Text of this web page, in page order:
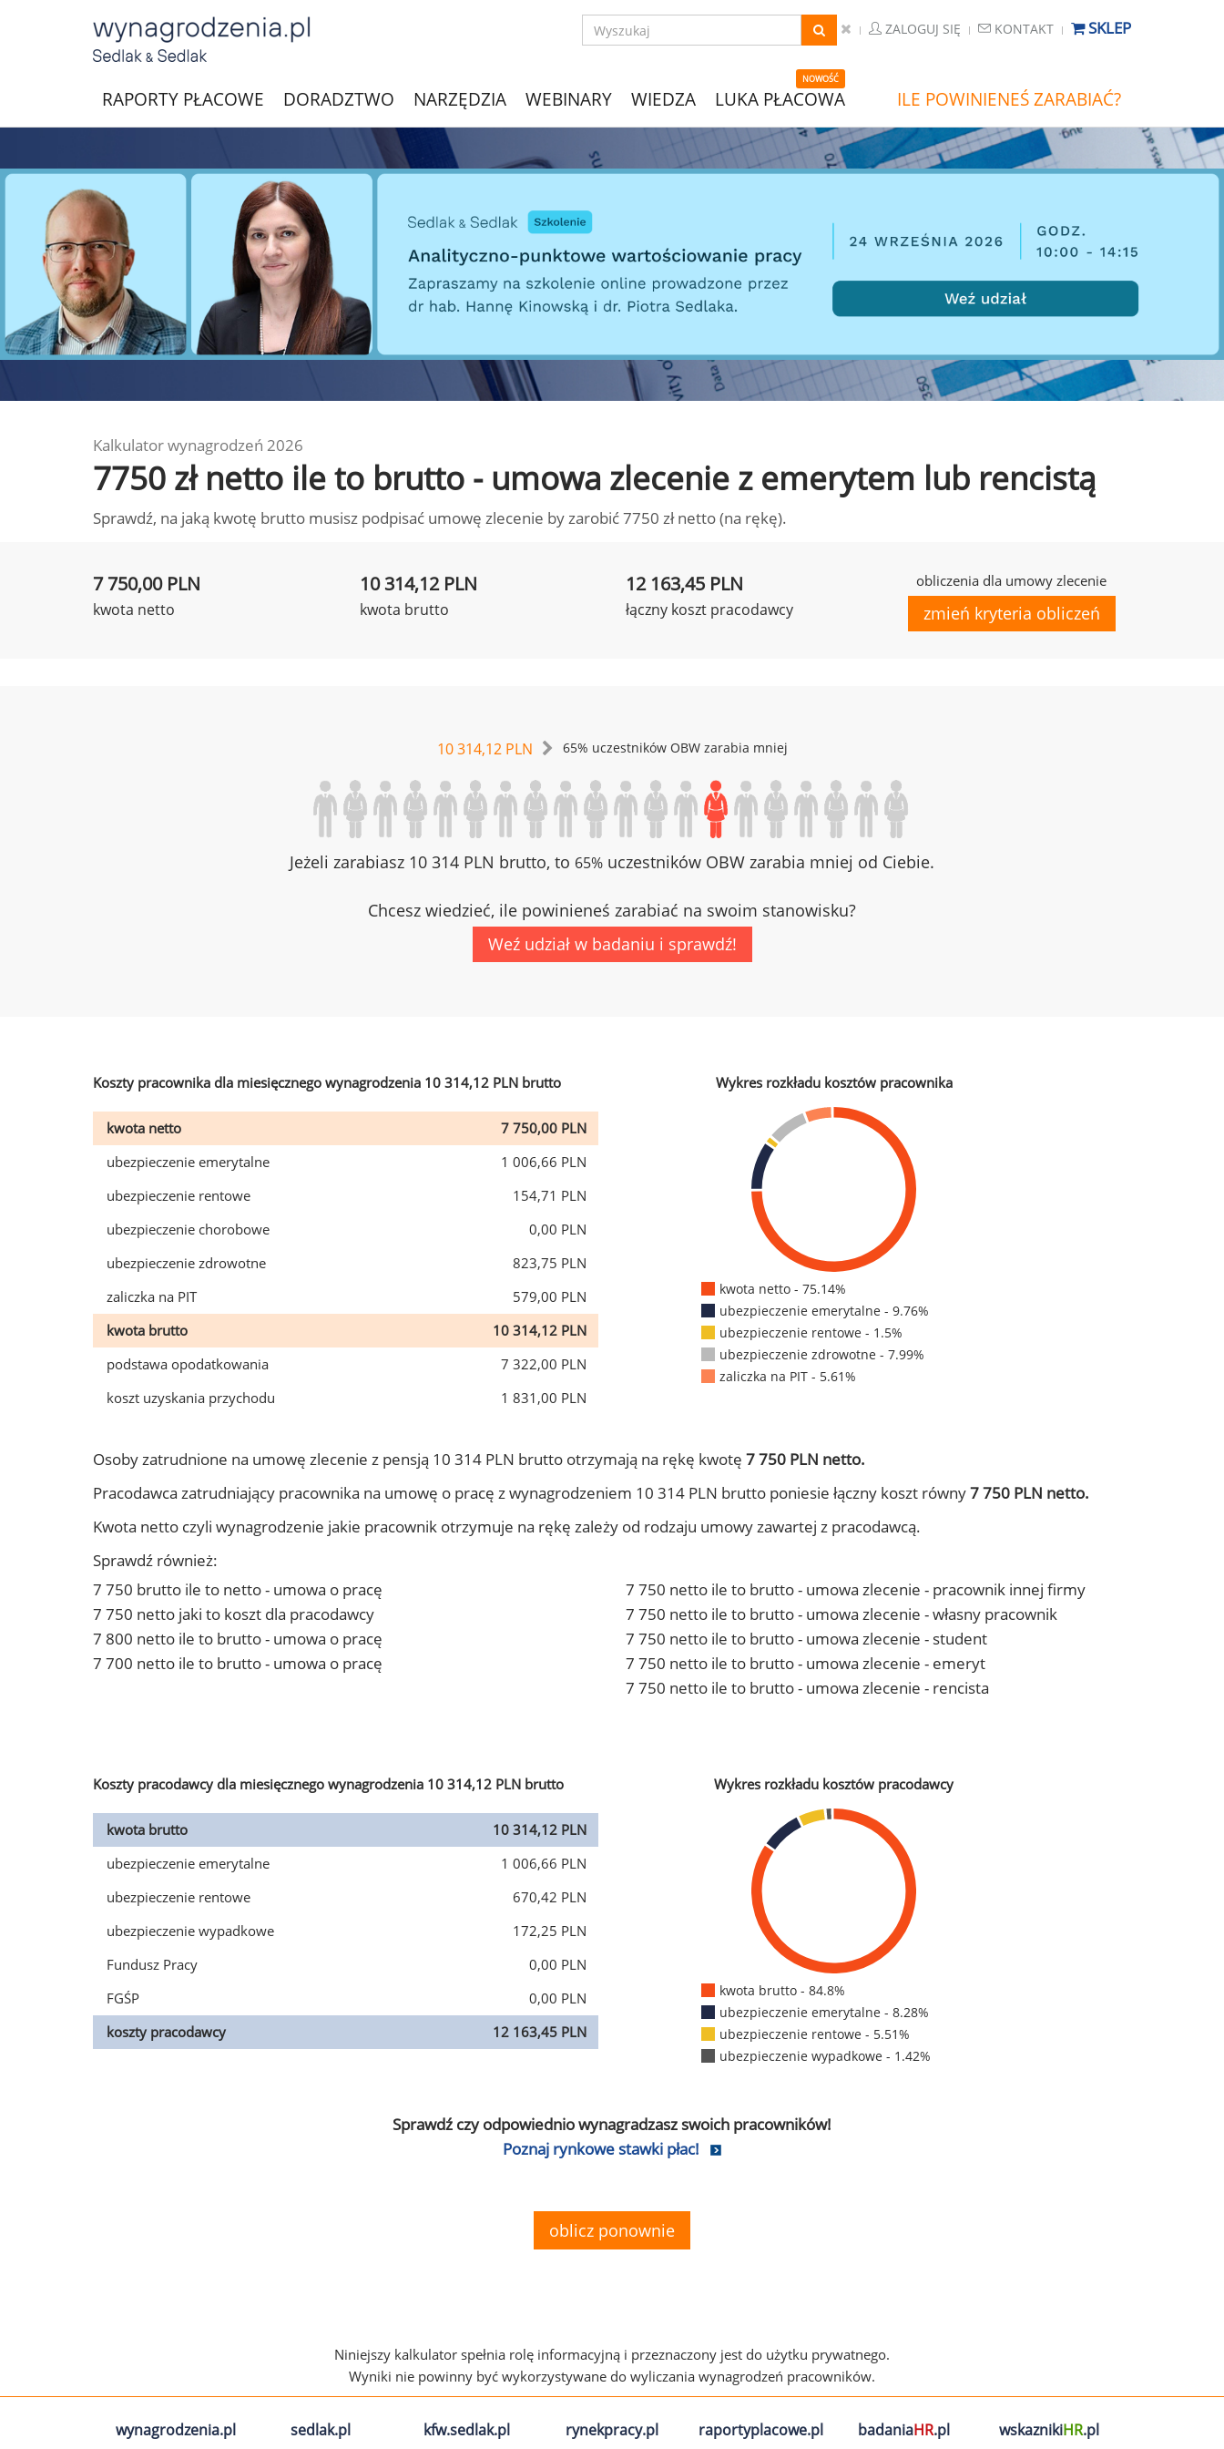
ZALOGUJ SIĘ KONTAKT SKLEP
RAPORTY PŁACOWE DORADZTWO NARZĘDZIA WEBINARY WIEDZA
NOWOŚĆ
LUKA PŁACOWA ILE POWINIENEŚ ZARABIAĆ?
Kalkulator wynagrodzeń 2026
7750 zł netto ile to brutto - umowa zlecenie z emerytem lub rencistą
Sprawdź, na jaką kwotę brutto musisz podpisać umowę zlecenie by zarobić 7750 zł netto (na rękę).
7 750,00 PLN
kwota netto
10 314,12 PLN
kwota brutto
12 163,45 PLN
łączny koszt pracodawcy
obliczenia dla umowy zlecenie
zmień kryteria obliczeń
10 314,12 PLN 65% uczestników OBW zarabia mniej
Jeżeli zarabiasz 10 314 PLN brutto, to 65% uczestników OBW zarabia mniej od Ciebie.
Chcesz wiedzieć, ile powinieneś zarabiać na swoim stanowisku?
Weź udział w badaniu i sprawdź!
Koszty pracownika dla miesięcznego wynagrodzenia 10 314,12 PLN brutto
kwota netto
7 750,00 PLN
ubezpieczenie emerytalne
1 006,66 PLN
ubezpieczenie rentowe
154,71 PLN
ubezpieczenie chorobowe
0,00 PLN
ubezpieczenie zdrowotne
823,75 PLN
zaliczka na PIT
579,00 PLN
kwota brutto
10 314,12 PLN
podstawa opodatkowania
7 322,00 PLN
koszt uzyskania przychodu
1 831,00 PLN
Wykres rozkładu kosztów pracownika
kwota netto - 75.14%
ubezpieczenie emerytalne - 9.76%
ubezpieczenie rentowe - 1.5%
ubezpieczenie zdrowotne - 7.99%
zaliczka na PIT - 5.61%
Osoby zatrudnione na umowę zlecenie z pensją 10 314 PLN brutto otrzymają na rękę kwotę 7 750 PLN netto.
Pracodawca zatrudniający pracownika na umowę o pracę z wynagrodzeniem 10 314 PLN brutto poniesie łączny koszt równy7 750 PLN netto.
Kwota netto czyli wynagrodzenie jakie pracownik otrzymuje na rękę zależy od rodzaju umowy zawartej z pracodawcą.
Sprawdź również:
7 750 brutto ile to netto - umowa o pracę
7 750 netto jaki to koszt dla pracodawcy
7 800 netto ile to brutto - umowa o pracę
7 700 netto ile to brutto - umowa o pracę
7 750 netto ile to brutto - umowa zlecenie - pracownik innej firmy
7 750 netto ile to brutto - umowa zlecenie - własny pracownik
7 750 netto ile to brutto - umowa zlecenie - student
7 750 netto ile to brutto - umowa zlecenie - emeryt
7 750 netto ile to brutto - umowa zlecenie - rencista
Koszty pracodawcy dla miesięcznego wynagrodzenia 10 314,12 PLN brutto
kwota brutto
10 314,12 PLN
ubezpieczenie emerytalne
1 006,66 PLN
ubezpieczenie rentowe
670,42 PLN
ubezpieczenie wypadkowe
172,25 PLN
Fundusz Pracy
0,00 PLN
FGŚP
0,00 PLN
koszty pracodawcy
12 163,45 PLN
Wykres rozkładu kosztów pracodawcy
kwota brutto - 84.8%
ubezpieczenie emerytalne - 8.28%
ubezpieczenie rentowe - 5.51%
ubezpieczenie wypadkowe - 1.42%
Sprawdź czy odpowiednio wynagradzasz swoich pracowników!
Poznaj rynkowe stawki płac!
oblicz ponownie
Niniejszy kalkulator spełnia rolę informacyjną i przeznaczony jest do użytku prywatnego.
Wyniki nie powinny być wykorzystywane do wyliczania wynagrodzeń pracowników.
wynagrodzenia.pl sedlak.pl kfw.sedlak.pl rynekpracy.pl raportyplacowe.pl badaniaHR.pl wskaznikiHR.pl